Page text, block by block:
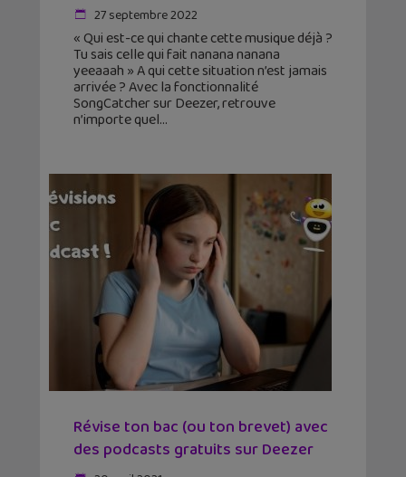
27 septembre 2022
« Qui est-ce qui chante cette musique déjà ?
Tu sais celle qui fait nanana nanana
yeeaaah » A qui cette situation n’est jamais
arrivée ? Avec la fonctionnalité
SongCatcher sur Deezer, retrouve
n’importe quel
Révise ton bac (ou ton brevet) avec
des podcasts gratuits sur Deezer